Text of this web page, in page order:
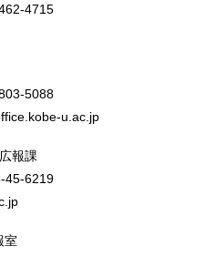
4715
5088
u.ac.jp
報課
45-6219
室